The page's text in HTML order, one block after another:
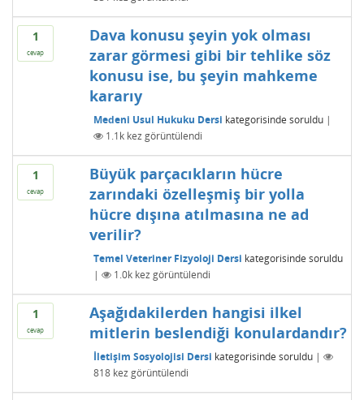
1
cevap
Dava konusu şeyin yok olması
zarar görmesi gibi bir tehlike söz
konusu ise, bu şeyin mahkeme
kararıy
Medeni Usul Hukuku Dersi kategorisinde soruldu |
1.1kkez görüntülendi
1
cevap
Büyük parçacıkların hücre
zarındaki özelleşmiş bir yolla
hücre dışına atılmasına ne ad
verilir?
Temel Veteriner Fizyoloji Dersi kategorisinde soruldu
|
1.0kkez görüntülendi
1
cevap
Aşağıdakilerden hangisi ilkel
mitlerin beslendiği konulardandır?
İletişim Sosyolojisi Dersi kategorisinde soruldu |
818kez görüntülendi